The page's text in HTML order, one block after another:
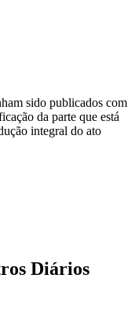
sido publicados com
da parte que está
integral do ato
Diários